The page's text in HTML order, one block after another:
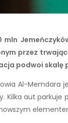
mln
przez
podwoi skalę
Al-Memdara
Kilka aut parkuje